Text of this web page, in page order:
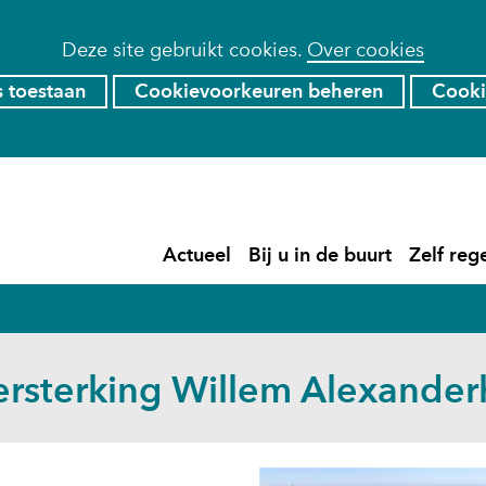
Deze site gebruikt cookies. Over cookies
toestaan Cookievoorkeuren beheren
inhoud
Actueel
Actueel
Uitklappen
Bij u in de buurt
de
Zelf
Willem